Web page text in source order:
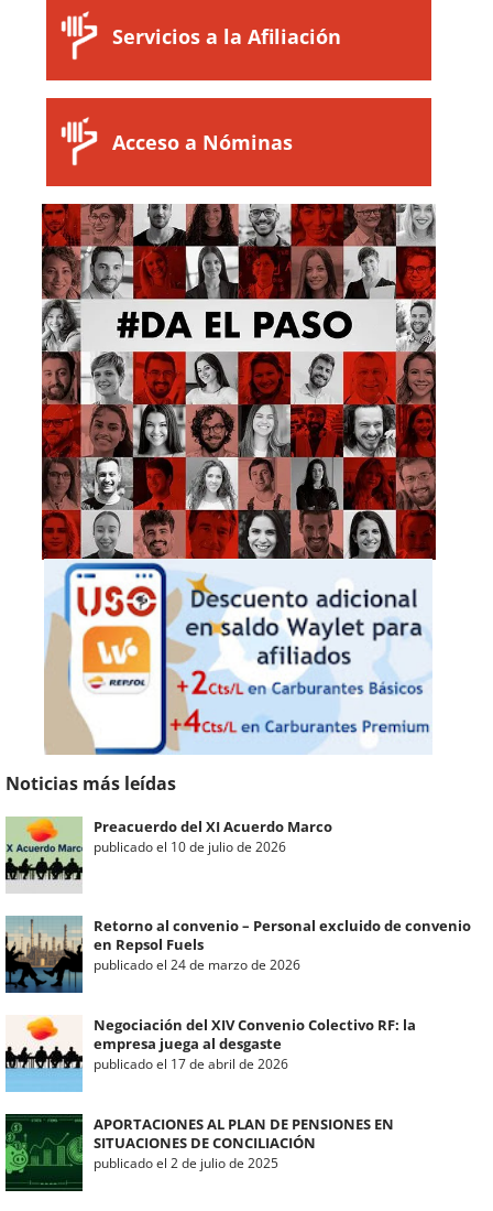
Servicios a la Afiliación
Acceso a Nóminas
Noticias más leídas
Preacuerdo del XI Acuerdo Marco
publicado el 10 de julio de 2026
Retorno al convenio – Personal excluido de convenio
en Repsol Fuels
publicado el 24 de marzo de 2026
Negociación del XIV Convenio Colectivo RF: la
empresa juega al desgaste
publicado el 17 de abril de 2026
APORTACIONES AL PLAN DE PENSIONES EN
SITUACIONES DE CONCILIACIÓN
publicado el 2 de julio de 2025